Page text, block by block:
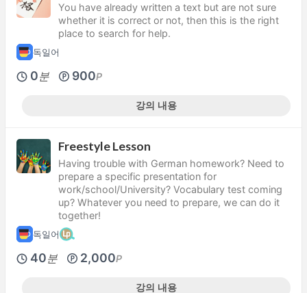
You have already written a text but are not sure
whether it is correct or not, then this is the right
place to search for help.
독일어
0분 900P
강의 내용
Freestyle Lesson
Having trouble with German homework? Need to
prepare a specific presentation for
work/school/University? Vocabulary test coming
up? Whatever you need to prepare, we can do it
together!
독일어
40분 2,000P
강의 내용